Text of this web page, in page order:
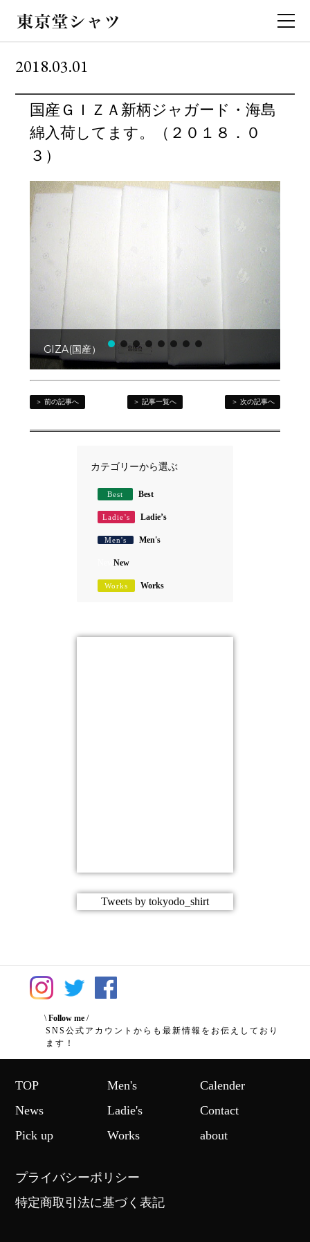
2018.03.01
国産ＧＩＺＡ新柄ジャガード・海島
綿入荷してます。（２０１８．０
３）
GIZA(国産）
＞ 前の記事へ ＞ 記事一覧へ ＞ 次の記事へ
カテゴリーから選ぶ
Best Best
Ladie’s Ladie’s
Men's Men's
New
Works Works
Tweets by tokyodo_shirt
\Follow me/
SNS公式アカウントからも最新情報をお伝えしており
ます！
TOP
News
Pick up
Men's
Ladie's
Works
Calender
Contact
about
プライバシーポリシー
特定商取引法に基づく表記